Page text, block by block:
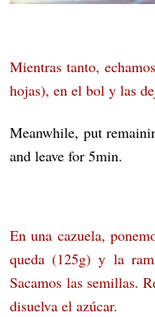
Mientras tanto,
hojas), en el bol y las
Meanwhile, put
and leave for 5min.
En una cazuela,
queda (125g) y la
Sacamos las semillas.
disuelva el azúcar.